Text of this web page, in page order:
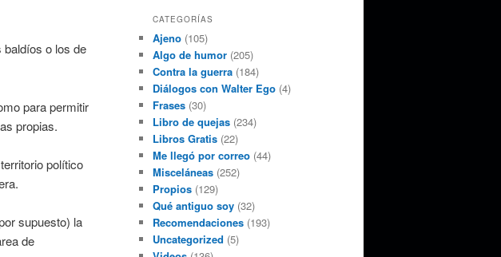
baldíos o los de
para permitir
propias.
político
supuesto) la
de
CATEGORÍAS
Ajeno (105)
Algo de humor (205)
Contra la guerra (184)
Diálogos con Walter Ego (4)
Frases (30)
Libro de quejas (234)
Libros Gratis (22)
Me llegó por correo (44)
Misceláneas (252)
Propios (129)
Qué antiguo soy (32)
Recomendaciones (193)
Uncategorized (5)